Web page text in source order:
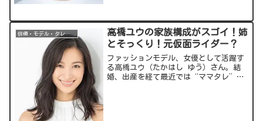
俳優・モデル・タレント
高橋ユウの家族構成がスゴイ！姉
とそっくり！元仮面ライダー？
ファッションモデル、女優として活躍す
る高橋ユウ（たかはし ゆう）さん。結
婚、出産を経て最近では“ママタレ”と